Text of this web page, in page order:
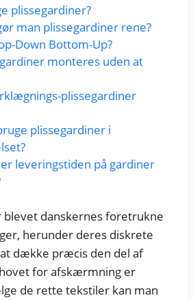
plissegardiner?
man plissegardiner rene?
Down Bottom-Up?
monteres uden at
plissegardiner
plissegardiner i
leveringstiden på gardiner
blevet danskernes foretrukne
herunder deres diskrete
dække præcis den del af
for afskærmning er
de rette tekstiler kan man